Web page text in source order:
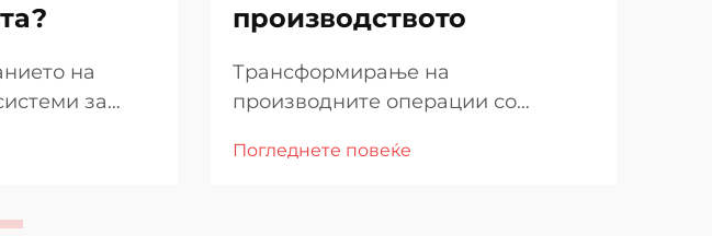
на
за
да ги
производството
Трансформирање на
производните операции со
материјали Производствената
Погледнете повеќе